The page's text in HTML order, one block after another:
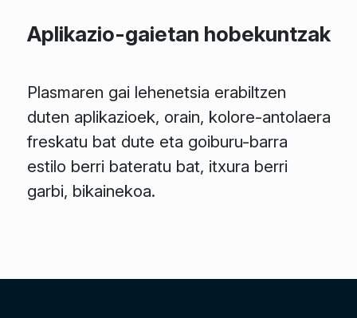
Aplikazio-gaietan hobekuntzak
Plasmaren gai lehenetsia erabiltzen
duten aplikazioek, orain, kolore-antolaera
freskatu bat dute eta goiburu-barra
estilo berri bateratu bat, itxura berri
garbi, bikainekoa.